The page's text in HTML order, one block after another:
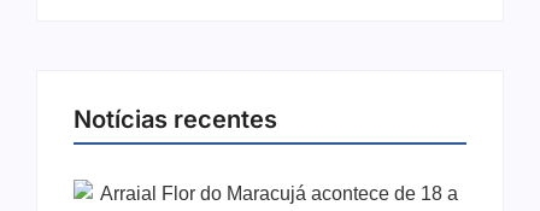
Notícias recentes